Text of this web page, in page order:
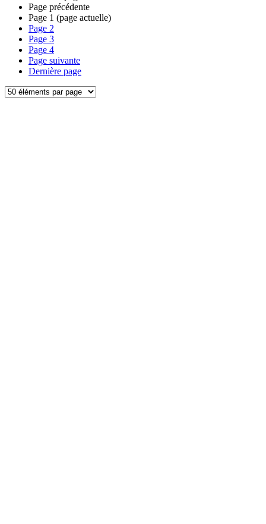
Page précédente
Page 1 (page actuelle)
Page 2
Page 3
Page 4
Page suivante
Dernière page